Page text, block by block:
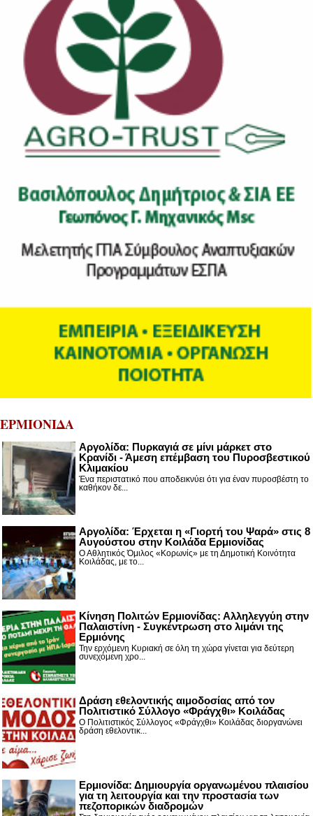
ΕΡΜΙΟΝΙΔΑ
Αργολίδα: Πυρκαγιά σε μίνι μάρκετ στο
Κρανίδι - Άμεση επέμβαση του Πυροσβεστικού
Κλιμακίου
Ένα περιστατικό που αποδεικνύει ότι για έναν πυροσβέστη το
καθήκον δε...
Αργολίδα: Έρχεται η «Γιορτή του Ψαρά» στις 8
Αυγούστου στην Κοιλάδα Ερμιονίδας
Ο Αθλητικός Όμιλος «Κορωνίς» με τη Δημοτική Κοινότητα
Κοιλάδας, με το...
Κίνηση Πολιτών Ερμιονίδας: Αλληλεγγύη στην
Παλαιστίνη - Συγκέντρωση στο λιμάνι της
Ερμιόνης
Την ερχόμενη Κυριακή σε όλη τη χώρα γίνεται για δεύτερη
συνεχόμενη χρο...
Δράση εθελοντικής αιμοδοσίας από τον
Πολιτιστικό Σύλλογο «Φράγχθι» Κοιλάδας
Ο Πολιτιστικός Σύλλογος «Φράγχθι» Κοιλάδας διοργανώνει
δράση εθελοντικ...
Ερμιονίδα: Δημιουργία οργανωμένου πλαισίου
για τη λειτουργία και την προστασία των
πεζοπορικών διαδρομών